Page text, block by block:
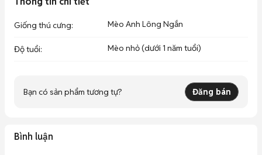
Giống thú cưng: Mèo Anh Lông Ngắn
Độ tuổi: Mèo nhỏ (dưới 1 năm tuổi)
Bạn có sản phẩm tương tự? Đăng bán
Bình luận